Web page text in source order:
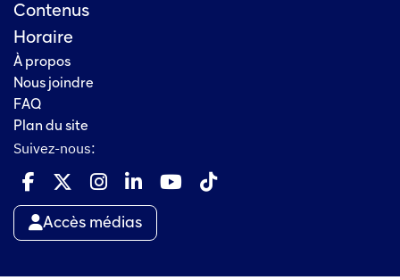
Contenus
Horaire
À propos
Nous joindre
FAQ
Plan du site
Suivez-nous:
Accès médias